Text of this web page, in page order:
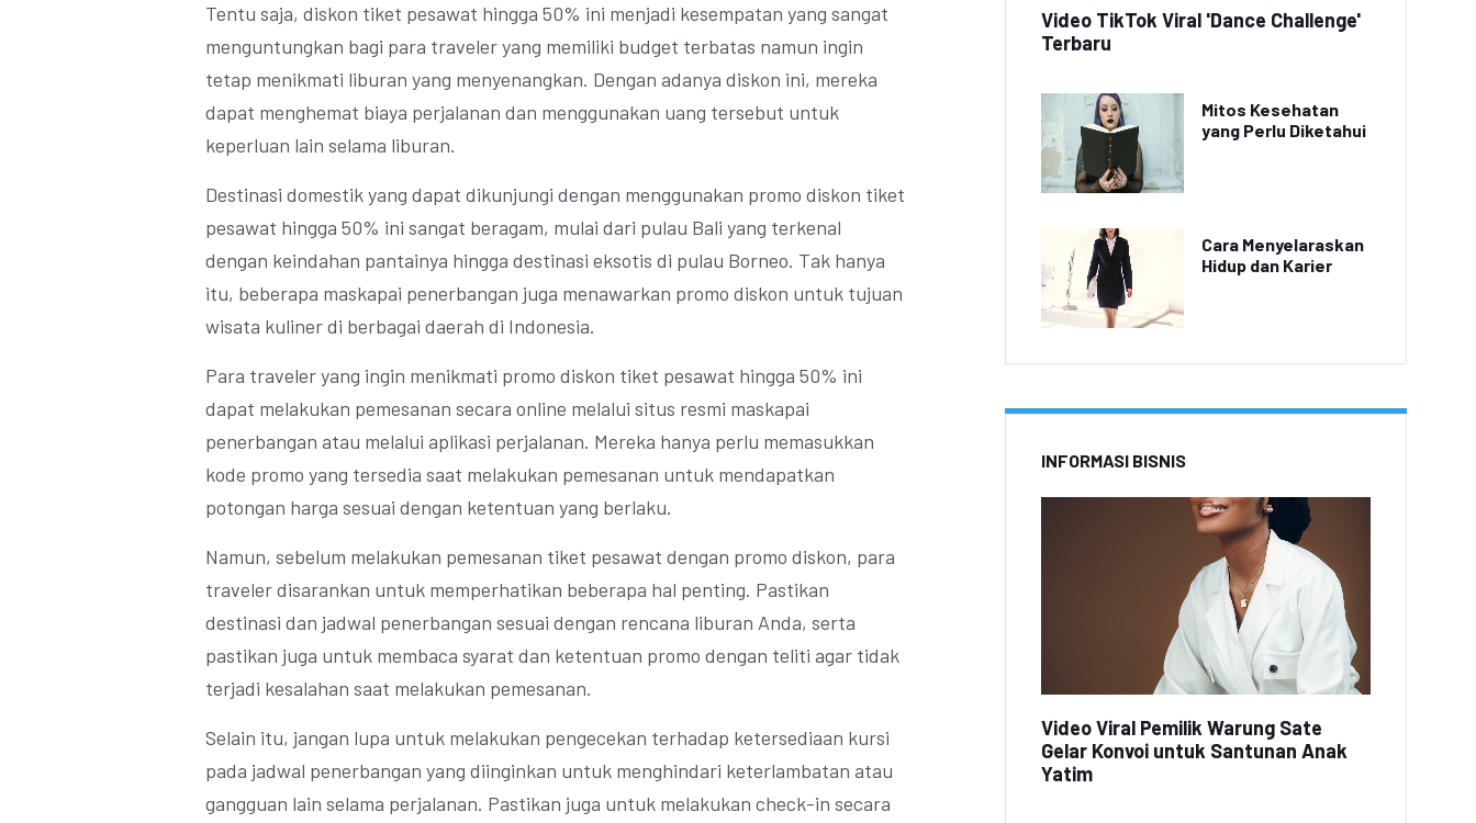
Tentu saja, diskon tiket pesawat hingga 50% ini menjadi kesempatan yang sangat
menguntungkan bagi para traveler yang memiliki budget terbatas namun ingin
tetap menikmati liburan yang menyenangkan. Dengan adanya diskon ini, mereka
dapat menghemat biaya perjalanan dan menggunakan uang tersebut untuk
keperluan lain selama liburan.
Destinasi domestik yang dapat dikunjungi dengan menggunakan promo diskon tiket
pesawat hingga 50% ini sangat beragam, mulai dari pulau Bali yang terkenal
dengan keindahan pantainya hingga destinasi eksotis di pulau Borneo. Tak hanya
itu, beberapa maskapai penerbangan juga menawarkan promo diskon untuk tujuan
wisata kuliner di berbagai daerah di Indonesia.
Para traveler yang ingin menikmati promo diskon tiket pesawat hingga 50% ini
dapat melakukan pemesanan secara online melalui situs resmi maskapai
penerbangan atau melalui aplikasi perjalanan. Mereka hanya perlu memasukkan
kode promo yang tersedia saat melakukan pemesanan untuk mendapatkan
potongan harga sesuai dengan ketentuan yang berlaku.
Namun, sebelum melakukan pemesanan tiket pesawat dengan promo diskon, para
traveler disarankan untuk memperhatikan beberapa hal penting. Pastikan
destinasi dan jadwal penerbangan sesuai dengan rencana liburan Anda, serta
pastikan juga untuk membaca syarat dan ketentuan promo dengan teliti agar tidak
terjadi kesalahan saat melakukan pemesanan.
Selain itu, jangan lupa untuk melakukan pengecekan terhadap ketersediaan kursi
pada jadwal penerbangan yang diinginkan untuk menghindari keterlambatan atau
gangguan lain selama perjalanan. Pastikan juga untuk melakukan check-in secara
Video TikTok Viral 'Dance Challenge'
Terbaru
Mitos Kesehatan
yang Perlu Diketahui
Cara Menyelaraskan
Hidup dan Karier
INFORMASI BISNIS
Video Viral Pemilik Warung Sate
Gelar Konvoi untuk Santunan Anak
Yatim